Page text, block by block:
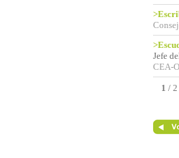
Jefe
CEA-
1 / 2